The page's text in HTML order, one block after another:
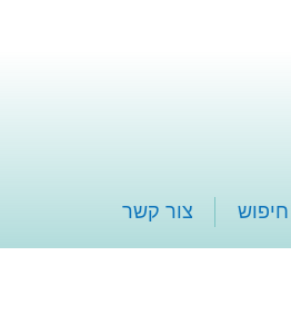
חיפוש צור קשר